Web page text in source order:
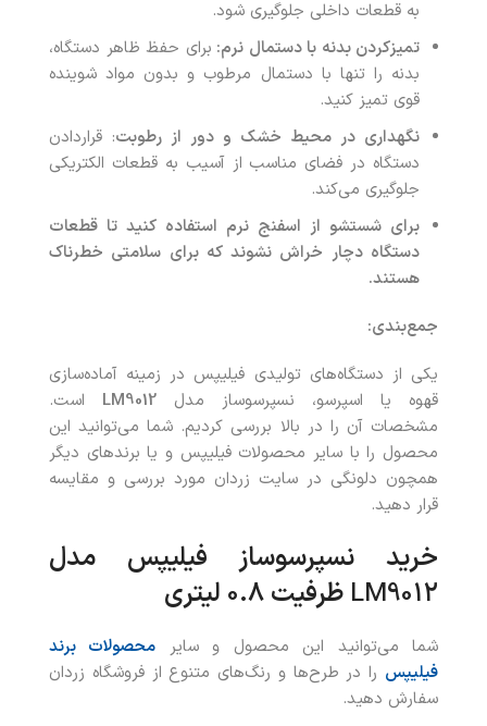
به قطعات داخلی جلوگیری شود.
تمیزکردن بدنه با دستمال نرم: برای حفظ ظاهر دستگاه،
بدنه را تنها با دستمال مرطوب و بدون مواد شوینده
قوی تمیز کنید.
نگهداری در محیط خشک و دور از رطوبت: قراردادن
دستگاه در فضای مناسب از آسیب به قطعات الکتریکی
جلوگیری می‌کند.
برای شستشو از اسفنج نرم استفاده کنید تا قطعات
دستگاه دچار خراش نشوند که برای سلامتی خطرناک
هستند.
جمع‌بندی:
یکی از دستگاه‌های تولیدی فیلیپس در زمینه آماده‌سازی
قهوه یا اسپرسو، نسپرسوساز مدل LM9012 است.
مشخصات آن را در بالا بررسی کردیم. شما می‌توانید این
محصول را با سایر محصولات فیلیپس و یا برندهای دیگر
همچون دلونگی در سایت زردان مورد بررسی و مقایسه
قرار دهید.
خرید
نسپرسوساز فیلیپس مدل
LM9012 ظرفیت ۰.۸ لیتری
شما می‌توانید این محصول و سایر محصولات برند
فیلیپس را در طرح‌ها و رنگ‌های متنوع از فروشگاه زردان
سفارش دهید.